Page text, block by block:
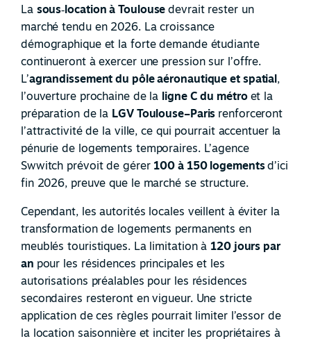
La sous‑location à Toulousedevrait rester un
marché tendu en 2026. La croissance
démographique et la forte demande étudiante
continueront à exercer une pression sur l’offre.
L’agrandissement du pôle aéronautique et spatial,
l’ouverture prochaine de la ligne C du métroet la
préparation de la LGV Toulouse–Paris renforceront
l’attractivité de la ville, ce qui pourrait accentuer la
pénurie de logements temporaires. L’agence
Swwitch prévoit de gérer 100 à 150 logementsd’ici
fin 2026, preuve que le marché se structure.
Cependant, les autorités locales veillent à éviter la
transformation de logements permanents en
meublés touristiques. La limitation à 120 jours par
an pour les résidences principales et les
autorisations préalables pour les résidences
secondaires resteront en vigueur. Une stricte
application de ces règles pourrait limiter l’essor de
la location saisonnière et inciter les propriétaires à